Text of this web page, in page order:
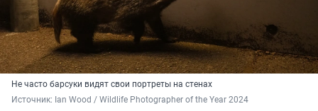
Не часто барсуки видят свои портреты на стенах
Источник: Ian Wood / Wildlife Photographer of the Year 2024